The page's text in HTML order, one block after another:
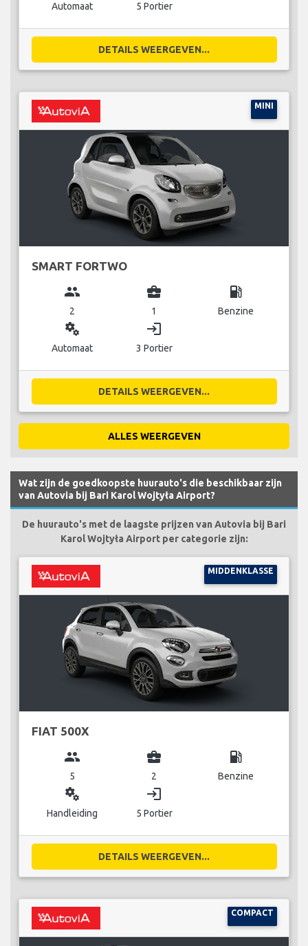
Automaat 5 Portier
DETAILS WEERGEVEN...
MINI
SMART FORTWO
group
2
business_center
1
local_gas_station
Benzine
miscellaneous_services
Automaat
login
3 Portier
DETAILS WEERGEVEN...
ALLES WEERGEVEN
Wat zijn de goedkoopste huurauto's die beschikbaar zijn
van Autovia bij Bari Karol Wojtyła Airport?
De huurauto's met de laagste prijzen van Autovia bij Bari
Karol Wojtyła Airport per categorie zijn:
MIDDENKLASSE
FIAT 500X
group
5
business_center
2
local_gas_station
Benzine
miscellaneous_services
Handleiding
login
5 Portier
DETAILS WEERGEVEN...
COMPACT